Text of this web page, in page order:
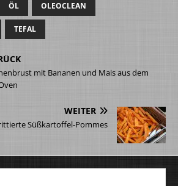
ÖL OLEOCLEAN
TEFAL
mit Bananen und Mais aus dem
WEITER
Süßkartoffel-Pommes